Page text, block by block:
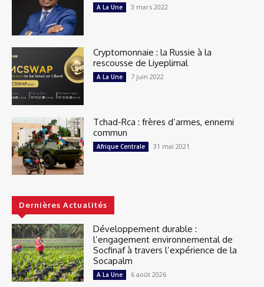
A La Une 3 mars 2022
Cryptomonnaie : la Russie à la
rescousse de Liyeplimal
A La Une 7 juin 2022
Tchad-Rca : frères d’armes, ennemi
commun
Afrique Centrale 31 mai 2021
Dernières Actualités
Développement durable :
l’engagement environnemental de
Socfinaf à travers l’expérience de la
Socapalm
A La Une 6 août 2026